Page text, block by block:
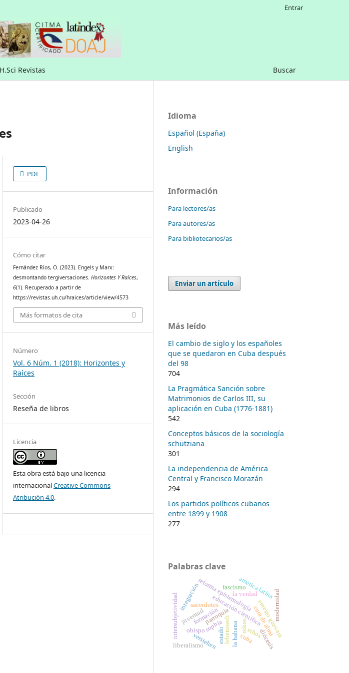
Revistas Buscar
Entrar
PDF
Publicado
2023-04-26
Cómo citar
Fernández Ríos, O. (2023). Engels y Marx:
desmontando tergiversaciones.Horizontes Y Raíces,
6(1). Recuperado a partir de
https://revistas.uh.cu/hraices/article/view/4573
Más formatos de cita
Número
Vol. 6 Núm. 1 (2018): Horizontes y
Raíces
Sección
Reseña de libros
Licencia
Esta obra está bajo una licencia
internacionalCreative Commons
Atribución 4.0.
Idioma
Español (España)
English
Información
Para lectores/as
Para autores/as
Para bibliotecarios/as
Enviar un artículo
Más leído
El cambio de siglo y los españoles
que se quedaron en Cuba después
del 98
704
La Pragmática Sanción sobre
Matrimonios de Carlos III, su
aplicación en Cuba (1776-1881)
542
Conceptos básicos de la sociología
schütziana
301
La independencia de América
Central y Francisco Morazán
294
Los partidos políticos cubanos
entre 1899 y 1908
277
Palabras clave
educación científica
reforma epistemología
oikos
sophía ethos
la verdad
obispo
sacerdotes
parroquia
la habana cura de alma
ernesto guevara
formación
juventud
américa latina
integración
intersubjetividad lebenswelt
verstehen diócesis
fascismo
modernidad
estado
liberalismo
cuba